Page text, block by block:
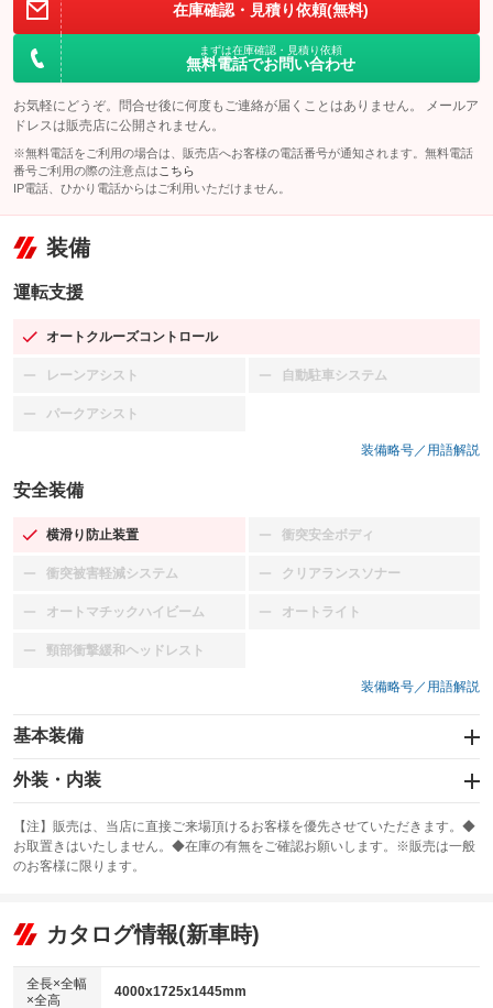
在庫確認・見積り依頼(無料)
まずは在庫確認・見積り依頼
無料電話でお問い合わせ
お気軽にどうぞ。問合せ後に何度もご連絡が届くことはありません。 メールア
ドレスは販売店に公開されません。
※無料電話をご利用の場合は、販売店へお客様の電話番号が通知されます。無料電話
番号ご利用の際の注意点は こちら
IP電話、ひかり電話からはご利用いただけません。
装備
運転支援
オートクルーズコントロール
：装備あり
レーンアシスト
：装備なし 自動駐車システム
：装備なし
パークアシスト
：装備なし
装備略号／用語解説
安全装備
横滑り防止装置
：装備あり 衝突安全ボディ
：装備なし
衝突被害軽減システム
：装備なし クリアランスソナー
：装備なし
オートマチックハイビーム
：装備なし オートライト
：装備なし
頸部衝撃緩和ヘッドレスト
：装備なし
装備略号／用語解説
基本装備
エアバッグ：運転席/助手席/サイド
：装備あり
：装備なし
サンルーフ
：装備なし ABS
リフトアップ
：装備なし
：装備なし
外装・内装
カーナビ：SDナビ
：装備あり
TV：フルセグ
：装備あり
ビジュアル
：装備なし
：装備あり
【注】販売は、当店に直接ご来場頂けるお客様を優先させていただきます。◆
お取置きはいたしません。◆在庫の有無をご確認お願いします。※販売は一般
のお客様に限ります。
カタログ情報(新車時)
全長×全幅
×全高
4000x1725x1445mm